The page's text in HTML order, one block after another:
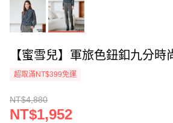
【蜜雪兒】軍旅色鈕釦九分時
超取滿NT$399免運
NT$4,880
NT$1,952